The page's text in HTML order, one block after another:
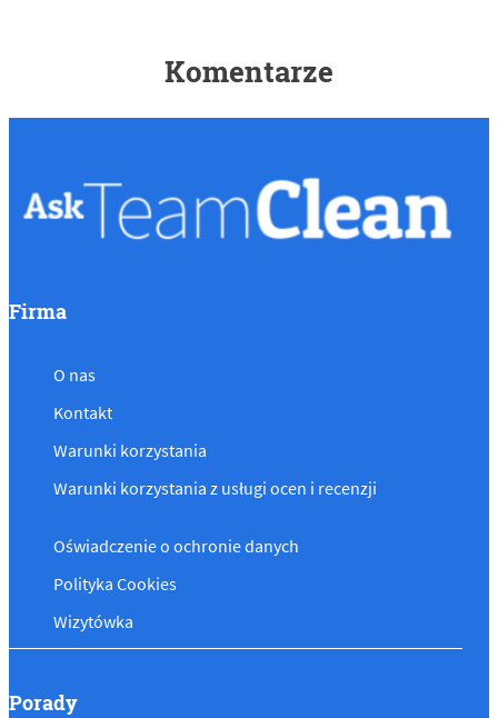
Komentarze
Firma
O nas
Kontakt
Warunki korzystania
Warunki korzystania z usługi ocen i recenzji
Oświadczenie o ochronie danych
Polityka Cookies
Wizytówka
Porady